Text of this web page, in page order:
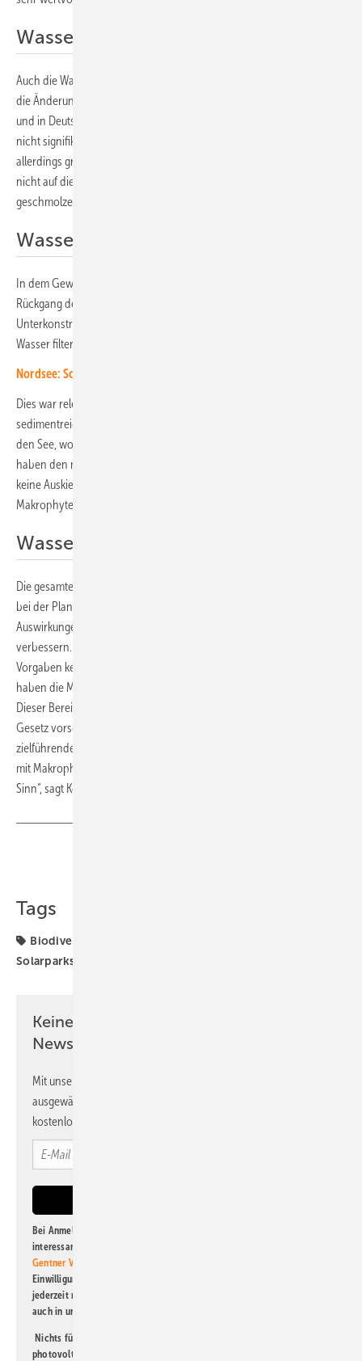
Wasserqualität bleibt stabil
Auch die Wasserqualität leidet durch die Solaranlagen kaum. So liegt
die Änderung der Wassertemperatur in den Seen in den Niederlanden
und in Deutschland im Rahmen der Messungenauigkeiten, sie ist also
nicht signifikant. Im See in der Schweiz haben die Wissenschaftler
allerdings größere Abkühlungen festgestellt. Diese sind aber auch
nicht auf die Solaranlage zurückzuführen, sondern auf den Zulauf von
geschmolzenem Schnee aus den Bergen.
Wasser wird klarer
In dem Gewässer in Deutschland haben die Forscher sogar einen
Rückgang der Trübung festgestellt. „Das liegt daran, dass sich an der
Unterkonstruktion der Solaranlage viele Muscheln ansiedeln, die das
Wasser filtern“, erklärt Konstantin Ilgen.
Nordsee: Schwimmender Solarpark vor der Küste errichtet
Dies war relevant, da das untersuchte Gewässer ein Kiessee mit einem
sedimentreichen Zufluss ist. Dadurch geraten viele Schwebstoffe in
den See, wodurch sich weniger Pflanzen ansiedeln können. „Wir
haben den natürlichen Zustand des Sees simuliert, was passiert, wenn
keine Auskiesung stattfinden würde. In diesem Fall würden sich die
Makrophytenansiedlung ausweiten“, sagt Ilgen.
Wassertiefe ist entscheidend
Die gesamten Ergebnisse der Studie können Projektierer nutzen, um
bei der Planung die Anlage so zu platzieren, dass sie wenige
Auswirkungen auf die Gewässerqualität haben oder diese sogar
verbessern. Die Ergebnisse zeigen aber auch, dass die gesetzlichen
Vorgaben keine wissenschaftliche Grundlage haben. „Denn wir
haben die Makrophyten nur im Uferbereich gefunden“, sagt Ilgen.
Dieser Bereich ist aber noch weit entfernt von den 40 Metern, die das
Gesetz vorschreibt. „Hier wäre die Wassertiefe als Kriterium
zielführender, weil diese das Ausschlaggebende bei der Besiedlung
mit Makrophyten ist. Die 40 Meter Uferabstand ergeben dafür keinen
Sinn“, sagt Konstantin Ilgen. (su)
Tags
Biodiversität
Solarparks
Keine Zeit? Kein Problem mit dem PV
Newsletter!
Mit unserem Newsletter erhalten Sie regelmäßig von uns
ausgewählte Informationen und Neuigkeiten, gebündelt und
kostenlos direkt ins Postfach.
Bei Anmeldung zu diesem Newsletter bin ich damit einverstanden, über
interessante Verlags- und Online-Angebote
Gentner Verlag GmbH & Co. KG
Einwilligung kann ich jederzeit widerrufen und eine Abmeldung ist
jederzeit möglich. Informationen zum Umgang mit Daten finden Sie
auch in unserer
Nichts für Sie dabei? Dann lesen Sie doch einen unserer weiteren
photovoltaik-Newsletter!